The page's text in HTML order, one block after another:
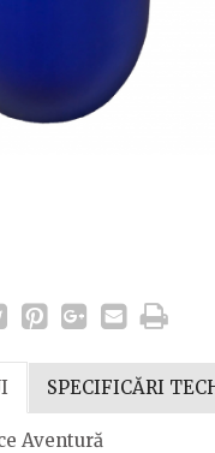
SPECIFICĂRI
Aventură